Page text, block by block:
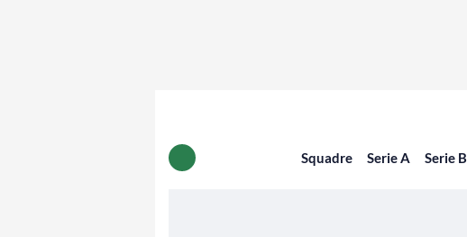
Squadre Serie A Serie B